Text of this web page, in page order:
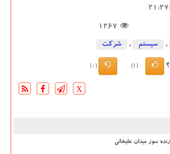
1267
, سیستم , شركت
(1)
(0)
X
سوز میدان علیخانی